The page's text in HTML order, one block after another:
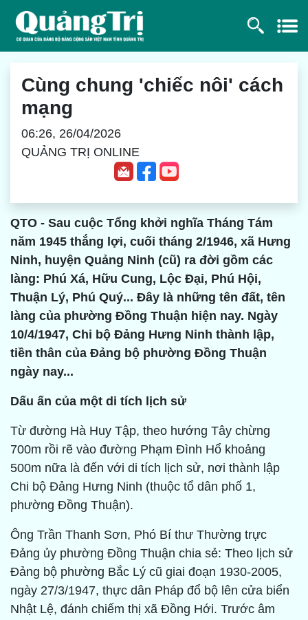
Cùng chung 'chiếc nôi' cách
mạng
06:26, 26/04/2026
QUẢNG TRỊ ONLINE
QTO - Sau cuộc Tổng khởi nghĩa Tháng Tám
năm 1945 thắng lợi, cuối tháng 2/1946, xã Hưng
Ninh, huyện Quảng Ninh (cũ) ra đời gồm các
làng: Phú Xá, Hữu Cung, Lộc Đại, Phú Hội,
Thuận Lý, Phú Quý... Đây là những tên đất, tên
làng của phường Đồng Thuận hiện nay. Ngày
10/4/1947, Chi bộ Đảng Hưng Ninh thành lập,
tiền thân của Đảng bộ phường Đồng Thuận
ngày nay...
Dấu ấn của một di tích lịch sử
Từ đường Hà Huy Tập, theo hướng Tây chừng
700m rồi rẽ vào đường Phạm Đình Hổ khoảng
500m nữa là đến với di tích lịch sử, nơi thành lập
Chi bộ Đảng Hưng Ninh (thuộc tổ dân phố 1,
phường Đồng Thuận).
Ông Trần Thanh Sơn, Phó Bí thư Thường trực
Đảng ủy phường Đồng Thuận chia sẻ: Theo lịch sử
Đảng bộ phường Bắc Lý cũ giai đoạn 1930-2005,
ngày 27/3/1947, thực dân Pháp đổ bộ lên cửa biển
Nhật Lệ, đánh chiếm thị xã Đồng Hới. Trước âm